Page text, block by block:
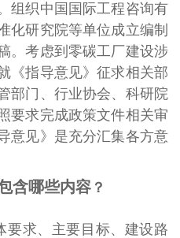
组织中国国际工程咨询有
化研究院等单位成立编制
。考虑到零碳工厂建设涉
《指导意见》征求相关部
部门、行业协会、科研院
要求完成政策文件相关审
意见》是充分汇集各方意
含哪些内容 ？
要求、主要目标、建设路